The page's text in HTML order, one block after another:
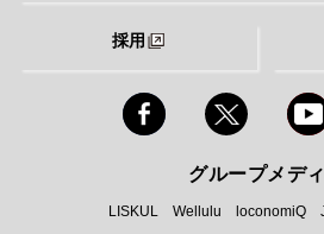
採用
グループメデ
LISKUL Wellulu loconomiQ